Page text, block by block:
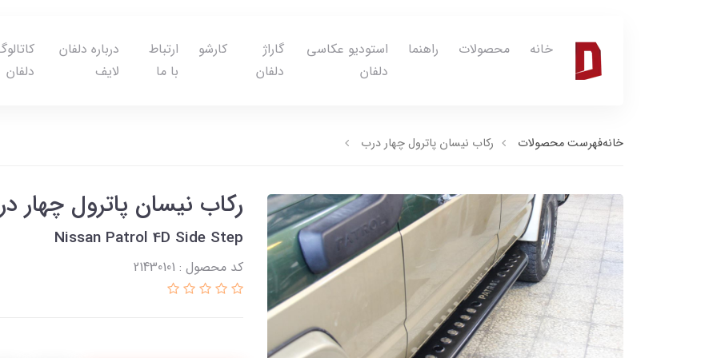
خانه محصولات راهنما
استودیو عکاسی
دلفان
گاراژ
دلفان
کارشو
ارتباط
با ما
درباره دلفان
لایف
دلفان
خانهفهرست محصولات رکاب نیسان پاترول چهار درب
رکاب نیسان پاترول چهار
Nissan Patrol 4D Side Step
کد محصول : 21430101